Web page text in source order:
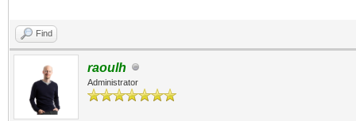
Find
raoulh
Administrator